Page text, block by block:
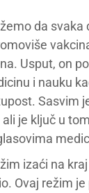
da svaka
Usput, on
i nauku
Sasvim
je ključ u
izaći na
Ovaj režim